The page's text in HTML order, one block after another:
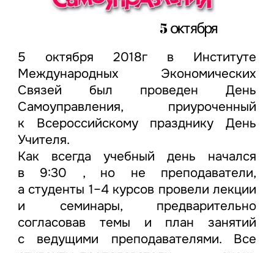
5 октября 2018г в Институте
Международных Экономических
Связей был проведен День
Самоуправления, приуроченный
к Всероссийскому празднику День
Учителя.
Как всегда учебный день начался
в 9:30 , но не преподаватели,
а студенты 1–4 курсов провели лекции
и семинары, предварительно
согласовав темы и план занятий
с ведущими преподавателями. Все